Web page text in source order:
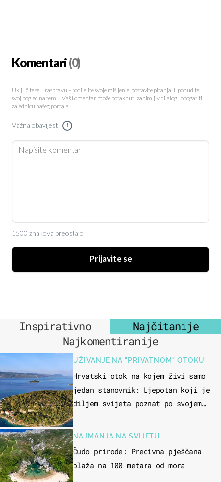
Komentari(0)
Uključite se u raspravu – podijelite svoje mišljenje, postavite pitanja ili ponudite
svoj pogled na temu. Vaš komentar može potaknuti zanimljiv dijalog i obogatiti
zajednicu našeg portala.
Važna obavijest !
1500 znakova preostalo
Prijavite se
Inspirativno
Najčitanije
Najkomentiranije
UŽIVANJE NA "PRIVATNOM" OTOKU
Hrvatski otok na kojem živi samo
jedan stanovnik: Ljepotan koji je
diljem svijeta poznat po svojem
NAJMANJA NA SVIJETU
Čudo prirode: Predivna pješčana
plaža na 100 metara od mora